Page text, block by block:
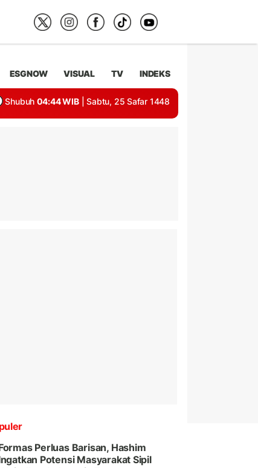
ESGNOW VISUAL TV INDEKS
Shubuh 04:44 WIB | Sabtu, 25 Safar 1448
Perluas Barisan, Hashim
Potensi Masyarakat Sipil